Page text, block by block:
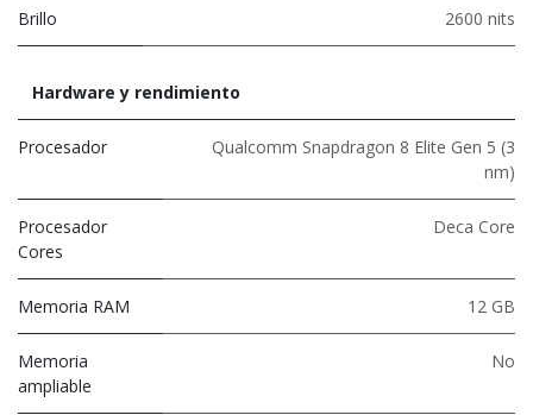
Brillo 2600 nits
Hardware y rendimiento
Procesador
Qualcomm Snapdragon 8 Elite Gen 5 (3
nm)
Procesador
Cores
Deca Core
Memoria RAM 12 GB
Memoria
ampliable
No